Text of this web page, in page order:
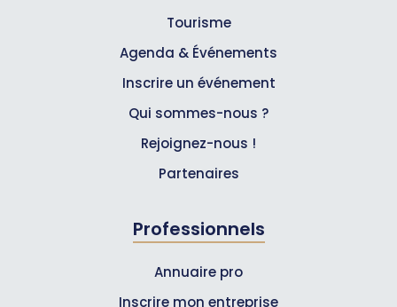
Tourisme
Agenda & Événements
Inscrire un événement
Qui sommes-nous ?
Rejoignez-nous !
Partenaires
Professionnels
Annuaire pro
Inscrire mon entreprise